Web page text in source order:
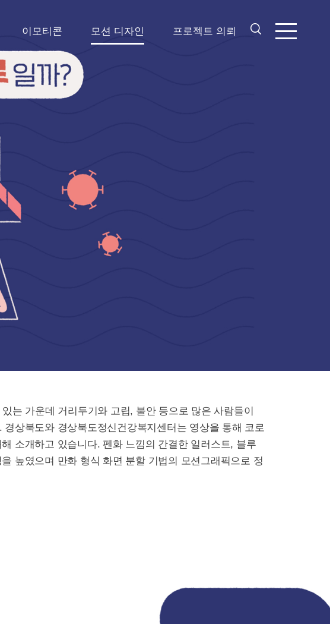
이모티콘 모션 디자인 프로젝트 의뢰
는 가운데 거리두기와 고립, 불안 등으로 많은 사람들이
상북도와 경상북도정신건강복지센터는 영상을 통해 코로
소개하고 있습니다. 펜화 느낌의 간결한 일러스트, 블루
높였으며 만화 형식 화면 분할 기법의 모션그래픽으로 정